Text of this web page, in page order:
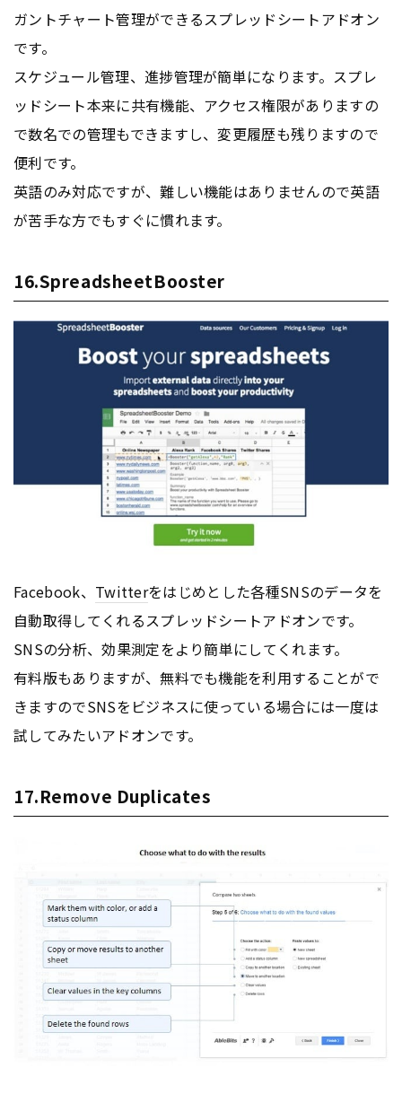
ガントチャート管理ができるスプレッドシートアドオン
です。
スケジュール管理、進捗管理が簡単になります。スプレ
ッドシート本来に共有機能、アクセス権限がありますの
で数名での管理もできますし、変更履歴も残りますので
便利です。
英語のみ対応ですが、難しい機能はありませんので英語
が苦手な方でもすぐに慣れます。
16.SpreadsheetBooster
Facebook、 Twitterをはじめとした各種SNSのデータを
自動取得してくれるスプレッドシートアドオンです。
SNSの分析、効果測定をより簡単にしてくれます。
有料版もありますが、無料でも機能を利用することがで
きますのでSNSをビジネスに使っている場合には一度は
試してみたいアドオンです。
17.Remove Duplicates